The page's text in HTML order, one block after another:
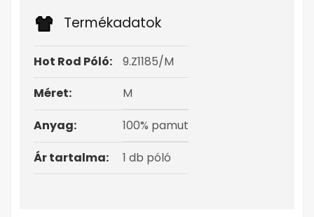
Termékadatok
Hot Rod Póló:
9.Z1185/M
Méret:
M
Anyag:
100% pamut
Ár tartalma:
1 db póló